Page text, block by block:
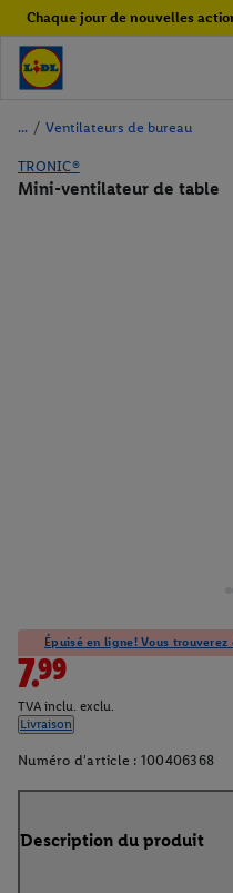
Chaque jour de nouvelles
/ Ventilateurs de bureau
TRONIC®
Mini-ventilateur de table
Épuisé en ligne! Vous
7.99
TVA inclu. exclu.
Livraison
Numéro d'article : 100406368
Description du produit